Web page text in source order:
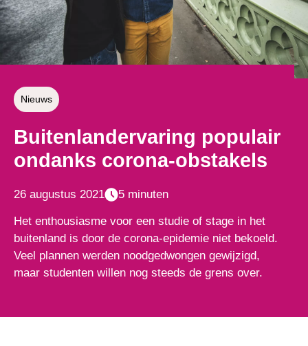
Nieuws
Buitenlandervaring populair
ondanks corona-obstakels
26 augustus 2021 5 minuten
Het enthousiasme voor een studie of stage in het
buitenland is door de corona-epidemie niet bekoeld.
Veel plannen werden noodgedwongen gewijzigd,
maar studenten willen nog steeds de grens over.